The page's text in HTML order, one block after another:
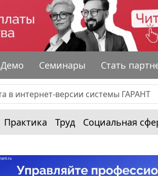
Демо Семинары Стать
Практика Труд Социальная